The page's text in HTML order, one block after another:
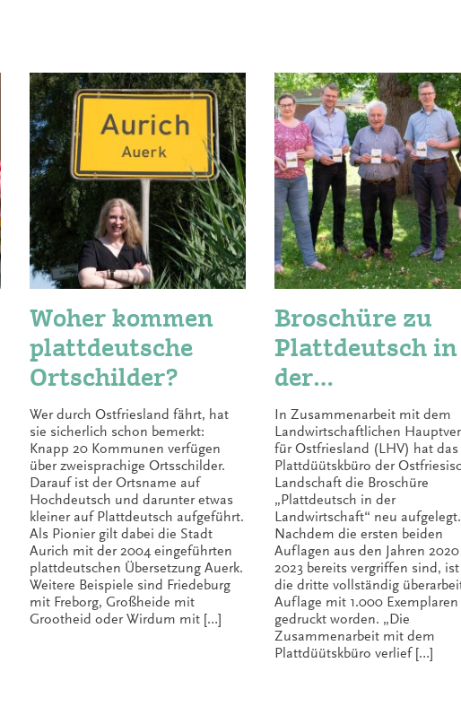
Woher kommen
plattdeutsche
Ortschilder?
Wer durch Ostfriesland fährt, hat
sie sicherlich schon bemerkt:
Knapp 20 Kommunen verfügen
über zweisprachige Ortsschilder.
Darauf ist der Ortsname auf
Hochdeutsch und darunter etwas
kleiner auf Plattdeutsch aufgeführt.
Als Pionier gilt dabei die Stadt
Aurich mit der 2004 eingeführten
plattdeutschen Übersetzung Auerk.
Weitere Beispiele sind Friedeburg
mit Freborg, Großheide mit
Grootheid oder Wirdum mit […]
Broschüre zu
Plattdeutsch in
der
Landwirtschaft
neu aufgelegt
In Zusammenarbeit mit dem
Landwirtschaftlichen
für Ostfriesland (LHV) hat das
Plattdüütskbüro der
Landschaft die Broschüre
„Plattdeutsch in der
Landwirtschaft“ neu aufgelegt.
Nachdem die ersten beiden
Auflagen aus den Jahren
2023 bereits vergriffen sind,
die dritte vollständig
Auflage mit 1.000 Exemplaren
gedruckt worden. „Die
Zusammenarbeit mit dem
Plattdüütskbüro verlief […]